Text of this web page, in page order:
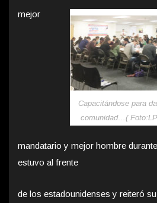
Capacitándose para
comunidad…(
mejor
mandatario y mejor hombre
estuvo al frente
de los estadounidenses y reiteró